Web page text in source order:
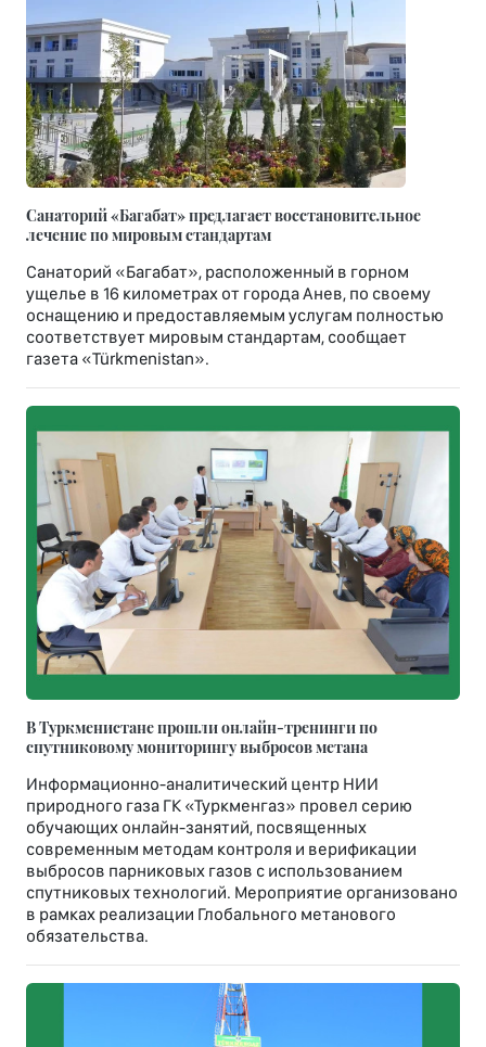
Санаторий «Багабат» предлагает восстановительное
лечение по мировым стандартам
Санаторий «Багабат», расположенный в горном
ущелье в 16 километрах от города Анев, по своему
оснащению и предоставляемым услугам полностью
соответствует мировым стандартам, сообщает
газета «Türkmenistan».
В Туркменистане прошли онлайн-тренинги по
спутниковому мониторингу выбросов метана
Информационно-аналитический центр НИИ
природного газа ГК «Туркменгаз» провел серию
обучающих онлайн-занятий, посвященных
современным методам контроля и верификации
выбросов парниковых газов с использованием
спутниковых технологий. Мероприятие организовано
в рамках реализации Глобального метанового
обязательства.